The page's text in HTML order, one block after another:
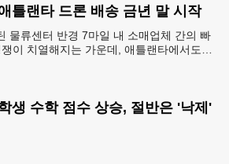
틀랜타 드론 배송 금년 말 시작
물류센터 반경 7마일 내 소매업체 간의 빠
이 치열해지는 가운데, 애틀랜타에서도
생 수학 점수 상승, 절반은 '낙제'